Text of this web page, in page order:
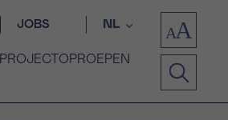
JOBS NL
PROJECTOPROEPEN